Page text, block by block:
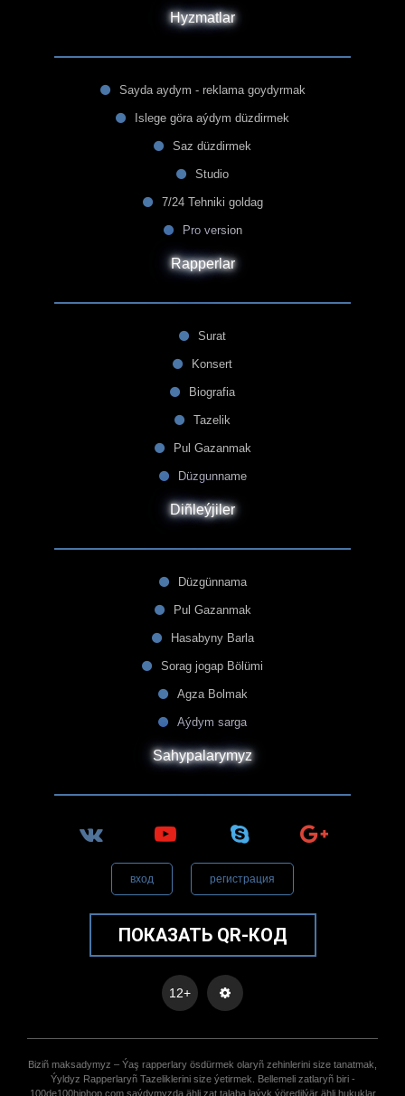
Hyzmatlar
Sayda aydym - reklama goydyrmak
Islege göra aýdym düzdirmek
Saz düzdirmek
Studio
7/24 Tehniki goldag
Pro version
Rapperlar
Surat
Konsert
Biografia
Tazelik
Pul Gazanmak
Düzgunname
Diñleýjiler
Düzgünnama
Pul Gazanmak
Hasabyny Barla
Sorag jogap Bölümi
Agza Bolmak
Aýdym sarga
Sahypalarymyz
вход регистрация
ПОКАЗАТЬ QR-КОД
12+
Biziñ maksadymyz – Ýaş rapperlary ösdürmek olaryñ zehinlerini size tanatmak,
Ýyldyz Rapperlaryñ Tazeliklerini size ýetirmek. Bellemeli zatlaryñ biri -
100de100hiphop.com saýdymyzda ähli zat talaba laýyk ýöredilýär ähli hukuklar